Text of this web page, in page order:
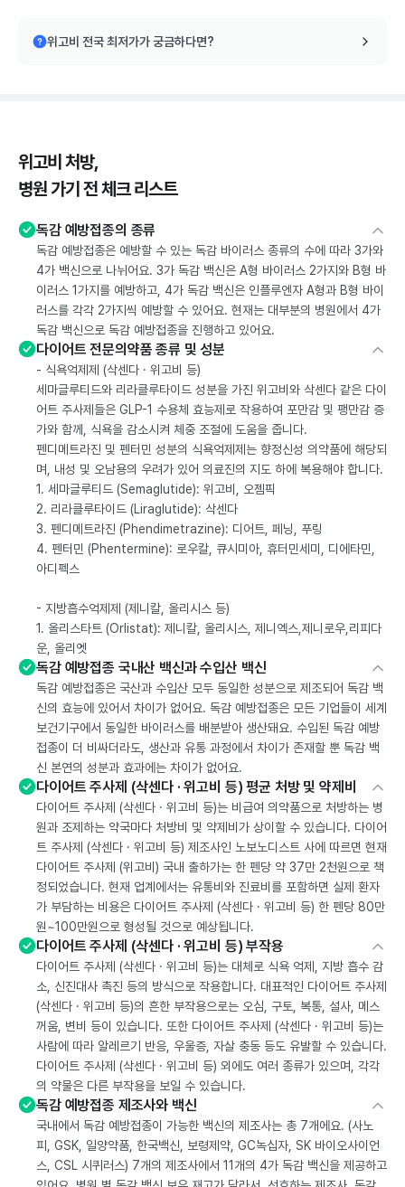
위고비 전국 최저가가 궁금하다면?
위고비 처방,
병원 가기 전 체크 리스트
독감 예방접종의 종류
독감 예방접종은 예방할 수 있는 독감 바이러스 종류의 수에 따라 3가와
4가 백신으로 나뉘어요. 3가 독감 백신은 A형 바이러스 2가지와 B형 바
이러스 1가지를 예방하고, 4가 독감 백신은 인플루엔자 A형과 B형 바이
러스를 각각 2가지씩 예방할 수 있어요. 현재는 대부분의 병원에서 4가
독감 백신으로 독감 예방접종을 진행하고 있어요.
다이어트 전문의약품 종류 및 성분
- 식욕억제제 (삭센다 · 위고비 등)
세마글루티드와 리라클루타이드 성분을 가진 위고비와 삭센다 같은 다이
어트 주사제들은 GLP-1 수용체 효능제로 작용하여 포만감 및 팽만감 증
가와 함께, 식욕을 감소시켜 체중 조절에 도움을 줍니다.
펜디메트라진 및 펜터민 성분의 식욕억제제는 향정신성 의약품에 해당되
며, 내성 및 오남용의 우려가 있어 의료진의 지도 하에 복용해야 합니다.
1. 세마글루티드 (Semaglutide): 위고비, 오젬픽
2. 리라클루타이드 (Liraglutide): 삭센다
3. 펜디메트라진 (Phendimetrazine): 디어트, 페닝, 푸링
4. 펜터민 (Phentermine): 로우칼, 큐시미아, 휴터민세미, 디에타민,
아디펙스
- 지방흡수억제제 (제니칼, 올리시스 등)
1. 올리스타트 (Orlistat): 제니칼, 올리시스, 제니엑스,제니로우,리피다
운, 올리엣
독감 예방접종 국내산 백신과 수입산 백신
독감 예방접종은 국산과 수입산 모두 동일한 성분으로 제조되어 독감 백
신의 효능에 있어서 차이가 없어요. 독감 예방접종은 모든 기업들이 세계
보건기구에서 동일한 바이러스를 배분받아 생산돼요. 수입된 독감 예방
접종이 더 비싸더라도, 생산과 유통 과정에서 차이가 존재할 뿐 독감 백
신 본연의 성분과 효과에는 차이가 없어요.
다이어트 주사제 (삭센다 · 위고비 등) 평균 처방 및 약제비
다이어트 주사제 (삭센다 · 위고비 등)는 비급여 의약품으로 처방하는 병
원과 조제하는 약국마다 처방비 및 약제비가 상이할 수 있습니다. 다이어
트 주사제 (삭센다 · 위고비 등) 제조사인 노보노디스트 사에 따르면 현재
다이어트 주사제 (위고비) 국내 출하가는 한 펜당 약 37만 2천원으로 책
정되었습니다. 현재 업계에서는 유통비와 진료비를 포함하면 실제 환자
가 부담하는 비용은 다이어트 주사제 (삭센다 · 위고비 등) 한 펜당 80만
원~100만원으로 형성될 것으로 예상됩니다.
다이어트 주사제 (삭센다 · 위고비 등) 부작용
다이어트 주사제 (삭센다 · 위고비 등)는 대체로 식욕 억제, 지방 흡수 감
소, 신진대사 촉진 등의 방식으로 작용합니다. 대표적인 다이어트 주사제
(삭센다 · 위고비 등)의 흔한 부작용으로는 오심, 구토, 복통, 설사, 메스
꺼움, 변비 등이 있습니다. 또한 다이어트 주사제 (삭센다 · 위고비 등)는
사람에 따라 알레르기 반응, 우울증, 자살 충동 등도 유발할 수 있습니다.
다이어트 주사제 (삭센다 · 위고비 등) 외에도 여러 종류가 있으며, 각각
의 약물은 다른 부작용을 보일 수 있습니다.
독감 예방접종 제조사와 백신
국내에서 독감 예방접종이 가능한 백신의 제조사는 총 7개에요. (사노
피, GSK, 일양약품, 한국백신, 보령제약, GC녹십자, SK 바이오사이언
스, CSL 시퀴러스) 7개의 제조사에서 11개의 4가 독감 백신을 제공하고